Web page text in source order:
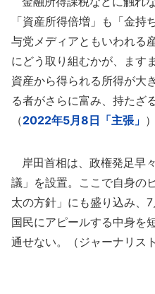
「資産所得倍増」も「金持
与党メディアともいわれる
にどう取り組むかが、ます
資産から得られる所得が大
る者がさらに富み、持たざ
（2022年5月8日「主張」
岸田首相は、政権発足早
議」を設置。ここで自身の
太の方針」にも盛り込み、
国民にアピールする中身を
通せない。（ジャーナリス